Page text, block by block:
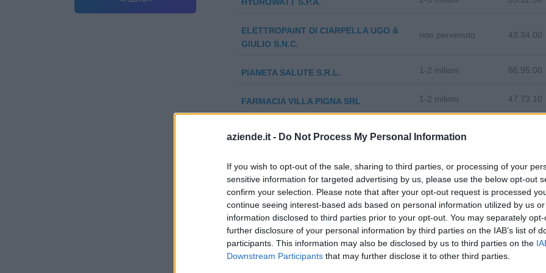
aziende.it - Do Not Process My Personal Information
If you wish to opt-out of the sale, sharing to third parties, or processing of your
sensitive information for targeted advertising by us, please use the below opt-out
confirm your selection. Please note that after your opt-out request is processed
continue seeing interest-based ads based on personal information utilized by us
information disclosed to third parties prior to your opt-out. You may separately
further disclosure of your personal information by third parties on the IAB’s list of
participants. This information may also be disclosed by us to third parties on the
Downstream Participants that may further disclose it to other third parties.
ELETTROPAINT DI CIARPELLA UGO &
GIULIO S.N.C.
non pervenuto 43.34.00
PIANETA SALUTE S.R.L. 1-2 milioni 86.95.00
FARMACIA VILLA PIGNA SRL 1-2 milioni 47.73.10
NOGI PLAST SRL 0-1 milioni 22.22.00
STAMIRA SOCIETA' COOPERATIVA
SOCIALE
0-1 milioni 86.90.29
BIRRAMENTIS SRL 0-1 milioni